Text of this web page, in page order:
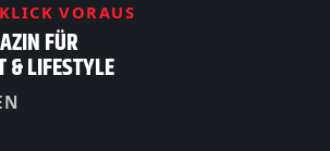
VORAUS
FÜR
& LIFESTYLE